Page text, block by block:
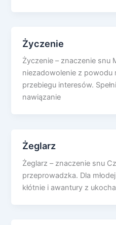
Życzenie
Życzenie – znaczenie snu
niezadowolenie z powodu
przebiegu interesów.
nawiązanie
Żeglarz
Żeglarz – znaczenie snu
przeprowadzka. Dla
kłótnie i awantury z